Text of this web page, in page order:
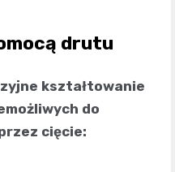
drutu
kształtowanie
do
cięcie: